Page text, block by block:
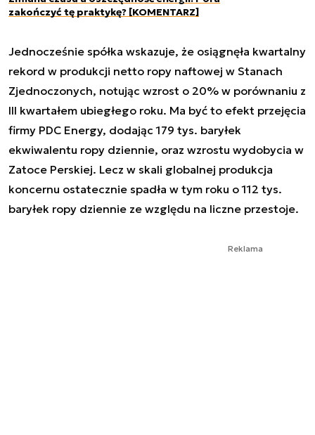
zakończyć tę praktykę? [KOMENTARZ]
Jednocześnie spółka wskazuje, że osiągnęła kwartalny
rekord w produkcji netto ropy naftowej w Stanach
Zjednoczonych, notując wzrost o 20% w porównaniu z
III kwartałem ubiegłego roku. Ma być to efekt przejęcia
firmy PDC Energy, dodając 179 tys. baryłek
ekwiwalentu ropy dziennie, oraz wzrostu wydobycia w
Zatoce Perskiej. Lecz w skali globalnej produkcja
koncernu ostatecznie spadła w tym roku o 112 tys.
baryłek ropy dziennie ze względu na liczne przestoje.
Reklama